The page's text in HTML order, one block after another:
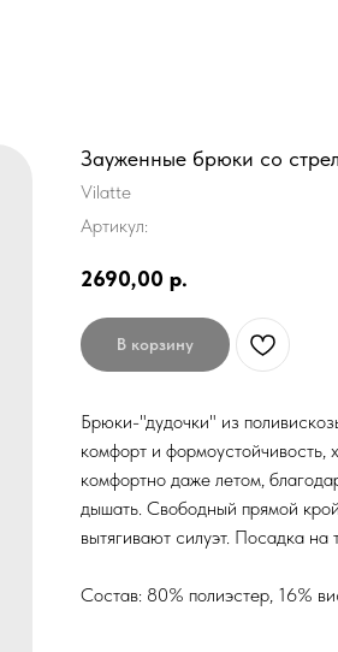
Зауженные брюки со
Vilatte
Артикул:
2690,00 р.
В корзину
Брюки-"дудочки" из
комфорт и формоустойчивость,
комфортно даже летом,
дышать. Свободный прямой
вытягивают силуэт. Посадка на
Состав: 80% полиэстер, 16%